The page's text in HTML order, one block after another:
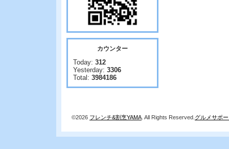
カウンター
Today: 312
Yesterday: 3306
Total: 3984186
©2026 フレンチ&割烹YAMA . All Rights Reserved. グルメサポ